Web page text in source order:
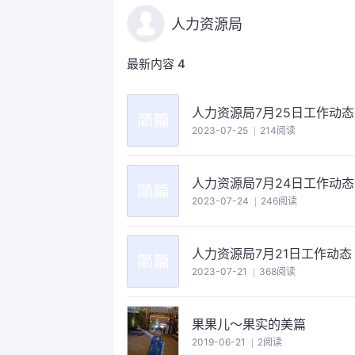
人力资源局
最新内容 4
人力资源局7月25日工作动态
2023-07-25 214阅读
人力资源局7月24日工作动态
2023-07-24 246阅读
人力资源局7月21日工作动态
2023-07-21 368阅读
果果儿～果实的美篇
2019-06-21 2阅读